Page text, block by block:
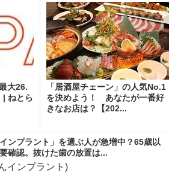
大26.
| ねとら
「居酒屋チェーン」の人気No.1
を決めよう！ あなたが一番好
きなお店は？【202...
ンプラント」を選ぶ人が急増中？65歳以
要確認。抜けた歯の放置は...
インプラント)